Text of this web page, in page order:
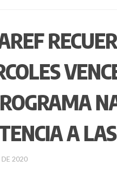
A
DE 2020